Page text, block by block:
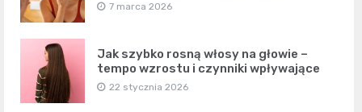
7 marca 2026
Jak szybko rosną włosy na głowie –
tempo wzrostu i czynniki wpływające
22 stycznia 2026